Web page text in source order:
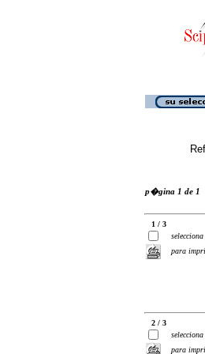
p�gina 1 de 1
1 / 3
selecciona
para
2 / 3
selecciona
para